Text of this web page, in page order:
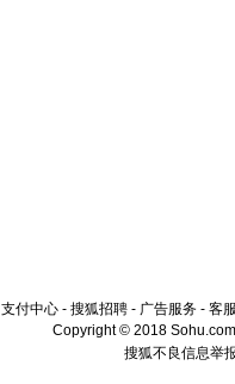
支付中心 - 搜狐招聘 - 广告服务 - 客
Copyright © 2018
搜狐不良信息举